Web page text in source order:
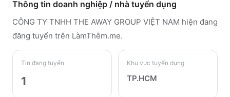
Thông tin doanh nghiệp / nhà tuyển dụng
CÔNG TY TNHH THE AWAY GROUP VIỆT NAM hiện đang
đăng tuyển trên LàmThêm.me.
Tin đang tuyển
1
Khu vực tuyển dụng
TP.HCM